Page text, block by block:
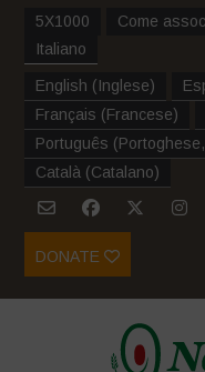
5X1000
Come
Italiano
English (Inglese)
Français (Francese)
Português (
Català (Catalano)
DONATE